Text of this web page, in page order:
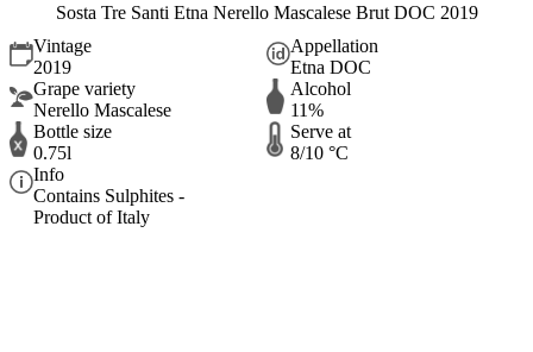
Sosta Tre Santi Etna Nerello Mascalese Brut DOC 2019
Vintage
2019
Appellation
Etna DOC
Grape variety
Nerello Mascalese
Alcohol
11%
Bottle size
0.75l
Serve at
8/10 °C
Info
Contains Sulphites -
Product of Italy